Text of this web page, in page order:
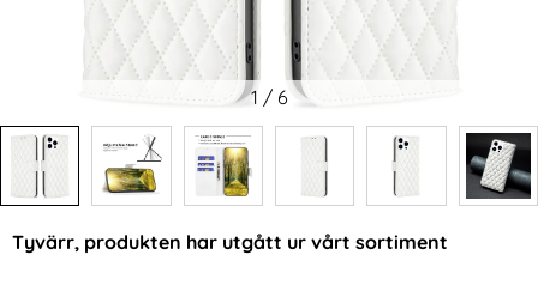
1 / 6
Tyvärr, produkten har utgått ur vårt sortiment